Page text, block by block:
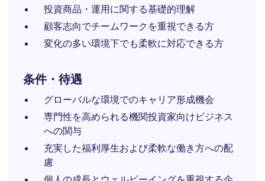
投資商品・運用に関する基礎的理解
顧客志向でチームワークを重視できる方
変化の多い環境下でも柔軟に対応できる方
条件・待遇
グローバルな環境でのキャリア形成機会
専門性を高められる機関投資家向けビジネス
への関与
充実した福利厚生および柔軟な働き方への配
慮